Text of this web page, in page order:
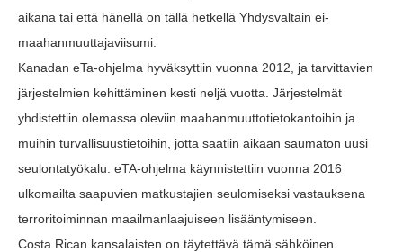
aikana tai että hänellä on tällä hetkellä Yhdysvaltain ei-
maahanmuuttajaviisumi.
Kanadan eTa-ohjelma hyväksyttiin vuonna 2012, ja tarvittavien
järjestelmien kehittäminen kesti neljä vuotta. Järjestelmät
yhdistettiin olemassa oleviin maahanmuuttotietokantoihin ja
muihin turvallisuustietoihin, jotta saatiin aikaan saumaton uusi
seulontatyökalu. eTA-ohjelma käynnistettiin vuonna 2016
ulkomailta saapuvien matkustajien seulomiseksi vastauksena
terroritoiminnan maailmanlaajuiseen lisääntymiseen.
Costa Rican kansalaisten on täytettävä tämä sähköinen